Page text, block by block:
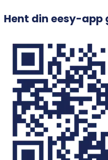
Hent din eesy-app